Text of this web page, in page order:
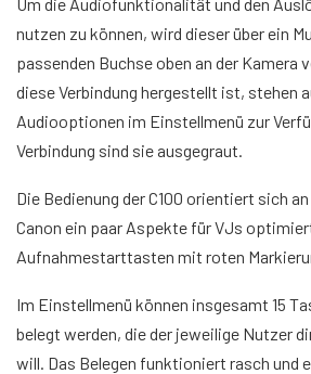
nutzen zu können, wird dieser über ein
passenden Buchse oben an der Kamera
diese Verbindung hergestellt ist, stehen
Audiooptionen im Einstellmenü zur
Verbindung sind sie ausgegraut.
Die Bedienung der C100 orientiert sich
Canon ein paar Aspekte für VJs
Aufnahmestarttasten mit roten
Im Einstellmenü können insgesamt 15
belegt werden, die der jeweilige Nutzer
will. Das Belegen funktioniert rasch und